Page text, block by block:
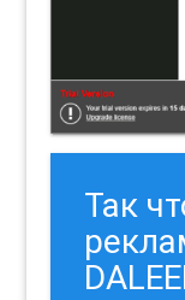
Так